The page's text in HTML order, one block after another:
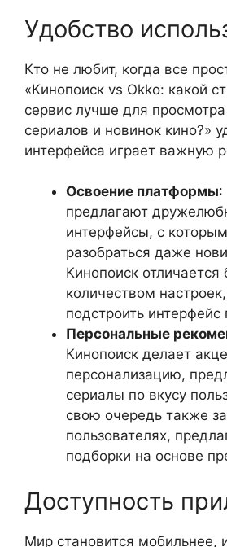
Удобство
Кто не любит, когда все
«Кинопоиск vs Okko: какой
сервис лучше для
сериалов и новинок кино?»
интерфейса играет важную
Освоение платформы:
предлагают
интерфейсы, с
разобраться даже
Кинопоиск
количеством
подстроить интерфейс
Персональные
Кинопоиск делает
персонализацию,
сериалы по вкусу
свою очередь также
пользователях,
подборки на основе
Доступность
Мир становится мобильнее,